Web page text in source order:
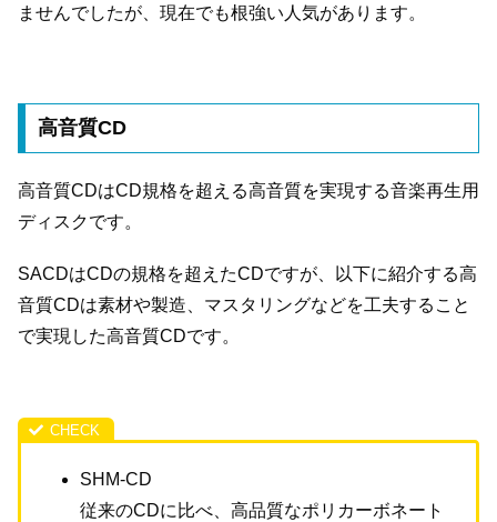
ませんでしたが、現在でも根強い人気があります。
高音質CD
高音質CDはCD規格を超える高音質を実現する音楽再生用
ディスクです。
SACDはCDの規格を超えたCDですが、以下に紹介する高
音質CDは素材や製造、マスタリングなどを工夫すること
で実現した高音質CDです。
SHM-CD
従来のCDに比べ、高品質なポリカーボネート